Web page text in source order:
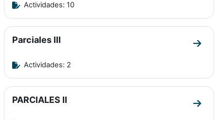
Actividades: 10
Parciales III
Ir a
Actividades: 2
PARCIALES II
Ir a